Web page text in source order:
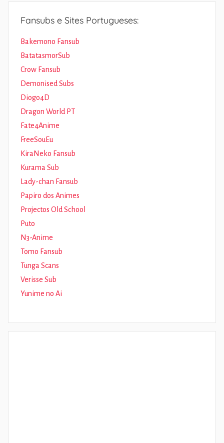
Fansubs e Sites Portugueses:
Bakemono Fansub
BatatasmorSub
Crow Fansub
Demonised Subs
Diogo4D
Dragon World PT
Fate4Anime
FreeSouEu
KiraNeko Fansub
Kurama Sub
Lady-chan Fansub
Papiro dos Animes
Projectos Old School
Puto
N3-Anime
Tomo Fansub
Tunga Scans
Verisse Sub
Yunime no Ai